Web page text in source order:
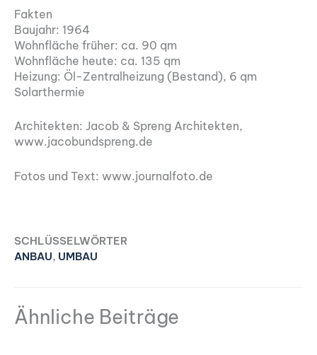
Fakten
Baujahr: 1964
Wohnfläche früher: ca. 90 qm
Wohnfläche heute: ca. 135 qm
Heizung: Öl-Zentralheizung (Bestand), 6 qm
Solarthermie
Architekten: Jacob & Spreng Architekten,
www.jacobundspreng.de
Fotos und Text: www.journalfoto.de
SCHLÜSSELWÖRTER
ANBAU, UMBAU
Ähnliche Beiträge